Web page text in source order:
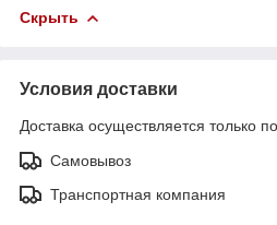
Скрыть
Условия доставки
Доставка осуществляется только
Самовывоз
Транспортная компания